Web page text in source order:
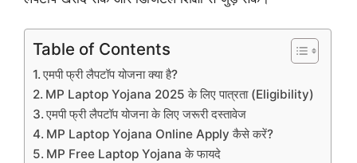
Table of Contents
एमपी फ्री लैपटॉप योजना क्या है?
MP Laptop Yojana 2025 के लिए पात्रता (Eligibility)
एमपी फ्री लैपटॉप योजना के लिए जरूरी दस्तावेज
MP Laptop Yojana Online Apply कैसे करें?
MP Free Laptop Yojana के फायदे